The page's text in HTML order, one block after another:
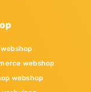
webshop
webshop